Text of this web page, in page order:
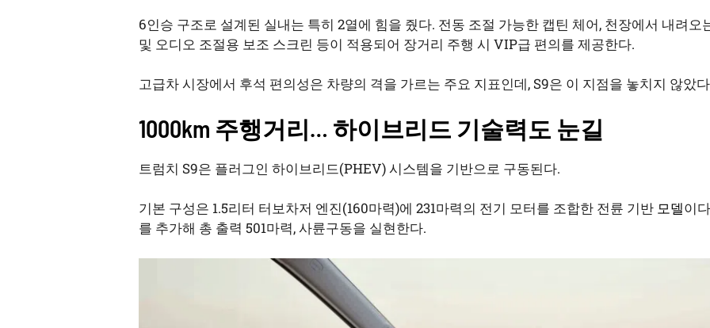
6인승 구조로 설계된 실내는 특히 2열에 힘을 줬다. 전동 조절 가능한 캡틴 체어, 천장에서 내려오
및 오디오 조절용 보조 스크린 등이 적용되어 장거리 주행 시 VIP급 편의를 제공한다.
고급차 시장에서 후석 편의성은 차량의 격을 가르는 주요 지표인데, S9은 이 지점을 놓치지 않았
1000km 주행거리… 하이브리드 기술력도 눈길
트럼치 S9은 플러그인 하이브리드(PHEV) 시스템을 기반으로 구동된다.
기본 구성은 1.5리터 터보차저 엔진(160마력)에 231마력의 전기 모터를 조합한 전륜 기반 모델이
를 추가해 총 출력 501마력, 사륜구동을 실현한다.